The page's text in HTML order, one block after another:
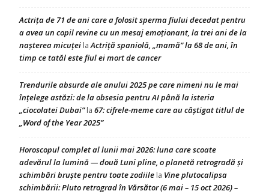
Actrița de 71 de ani care a folosit sperma fiului decedat pentru
a avea un copil revine cu un mesaj emoționant, la trei ani de la
nașterea micuței laActriță spaniolă, „mamă” la 68 de ani, în
timp ce tatăl este fiul ei mort de cancer
Trendurile absurde ale anului 2025 pe care nimeni nu le mai
înțelege astăzi: de la obsesia pentru AI până la isteria
„ciocolatei Dubai”la 67: cifrele-meme care au câștigat titlul de
„Word of the Year 2025”
Horoscopul complet al lunii mai 2026: luna care scoate
adevărul la lumină — două Luni pline, o planetă retrogradă și
schimbări bruște pentru toate zodiile la Vine plutocalipsa
schimbării: Pluto retrograd în Vărsător (6 mai – 15 oct 2026) –